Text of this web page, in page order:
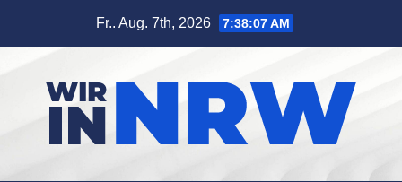
Fr.. Aug. 7th, 2026 7:38:09 AM